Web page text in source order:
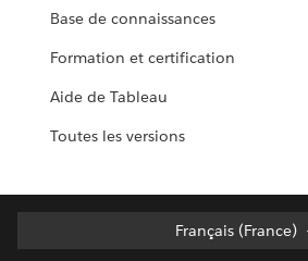
Base de connaissances
Formation et certification
Aide de Tableau
Toutes les versions
Français (France)
Français (France)